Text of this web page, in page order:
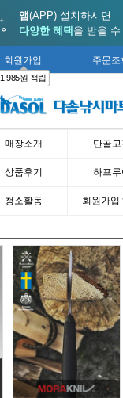
앱(APP) 설치하시면
다양한 혜택 을 받을
회원가입
1,985원 적립
주문조
매장소개 단골고
상품후기 하프루
청소활동 회원가입